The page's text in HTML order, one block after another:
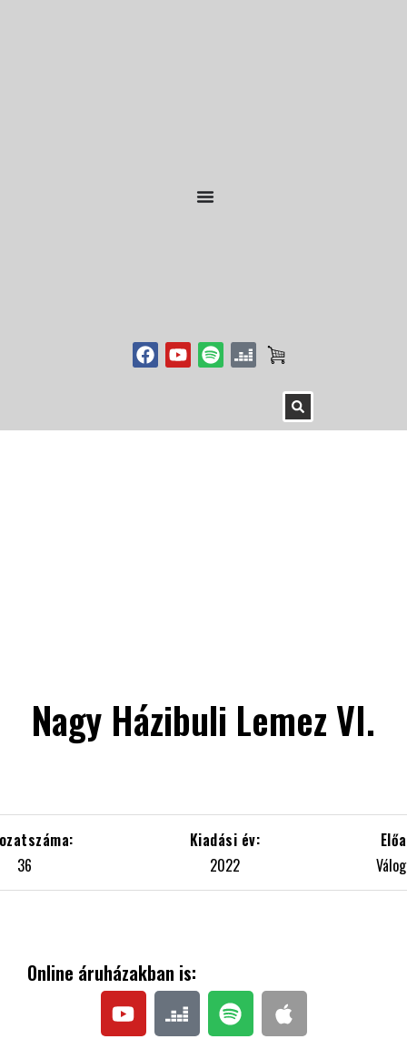
Nagy Házibuli Lemez VI.
36 2022
Online áruházakban is: